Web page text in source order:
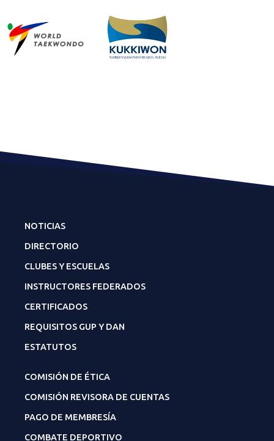
NOTICIAS
DIRECTORIO
CLUBES Y ESCUELAS
INSTRUCTORES FEDERADOS
CERTIFICADOS
REQUISITOS GUP Y DAN
ESTATUTOS
COMISIÓN DE ÉTICA
COMISIÓN REVISORA DE CUENTAS
PAGO DE MEMBRESÍA
COMBATE DEPORTIVO